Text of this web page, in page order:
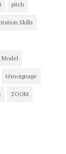
pitch
Skills
Model
témoignage
ZOOM